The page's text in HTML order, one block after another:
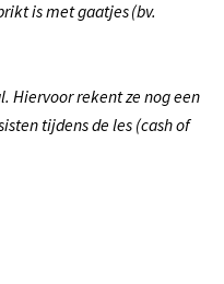
is met gaatjes (bv.
Hiervoor rekent ze nog een
tijdens de les (cash of